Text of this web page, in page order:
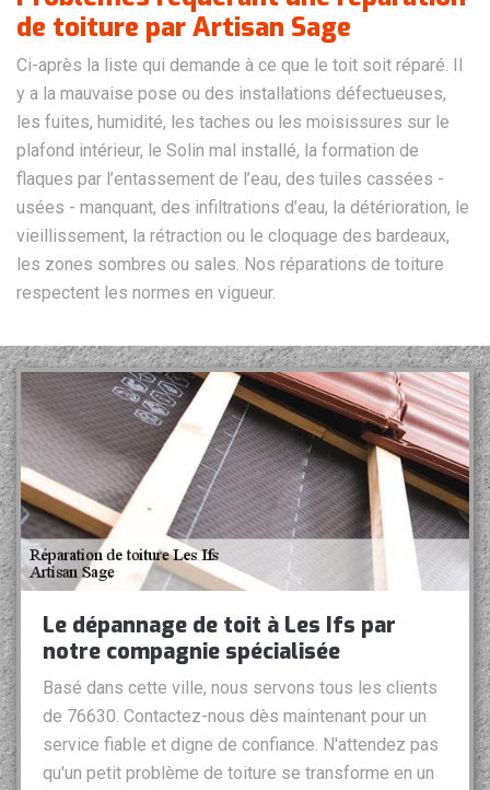
de toiture par Artisan Sage
Ci-après la liste qui demande à ce que le toit soit réparé. Il
y a la mauvaise pose ou des installations défectueuses,
les fuites, humidité, les taches ou les moisissures sur le
plafond intérieur, le Solin mal installé, la formation de
flaques par l’entassement de l’eau, des tuiles cassées -
usées - manquant, des infiltrations d’eau, la détérioration, le
vieillissement, la rétraction ou le cloquage des bardeaux,
les zones sombres ou sales. Nos réparations de toiture
respectent les normes en vigueur.
Le dépannage de toit à Les Ifs par
notre compagnie spécialisée
Basé dans cette ville, nous servons tous les clients
de 76630. Contactez-nous dès maintenant pour un
service fiable et digne de confiance. N'attendez pas
qu'un petit problème de toiture se transforme en un